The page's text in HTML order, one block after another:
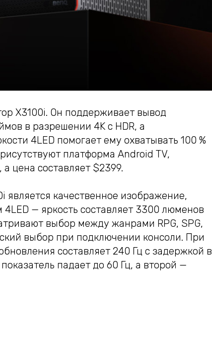
X3100i. Он поддерживает вывод
в разрешении 4K с HDR, а
4LED помогает ему охватывать 100 %
платформа Android TV,
цена составляет $2399.
является качественное изображение,
— яркость составляет 3300 люменов
выбор между жанрами RPG, SPG,
выбор при подключении консоли. При
составляет 240 Гц с задержкой в
падает до 60 Гц, а второй —